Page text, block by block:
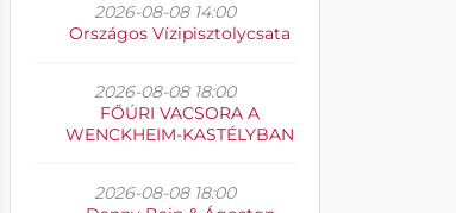
2026-08-08 14:00
Országos Vízipisztolycsata
2026-08-08 18:00
FŐÚRI VACSORA A
WENCKHEIM-KASTÉLYBAN
2026-08-08 18:00